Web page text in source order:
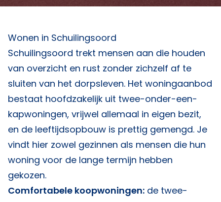
Wonen in Schuilingsoord
Schuilingsoord trekt mensen aan die houden
van overzicht en rust zonder zichzelf af te
sluiten van het dorpsleven. Het woningaanbod
bestaat hoofdzakelijk uit twee-onder-een-
kapwoningen, vrijwel allemaal in eigen bezit,
en de leeftijdsopbouw is prettig gemengd. Je
vindt hier zowel gezinnen als mensen die hun
woning voor de lange termijn hebben
gekozen.
Comfortabele koopwoningen: de twee-